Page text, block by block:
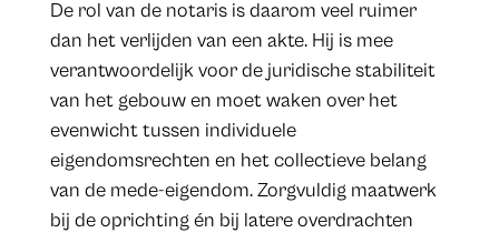
De rol van de notaris is daarom veel ruimer
dan het verlijden van een akte. Hij is mee
verantwoordelijk voor de juridische stabiliteit
van het gebouw en moet waken over het
evenwicht tussen individuele
eigendomsrechten en het collectieve belang
van de mede-eigendom. Zorgvuldig maatwerk
bij de oprichting én bij latere overdrachten